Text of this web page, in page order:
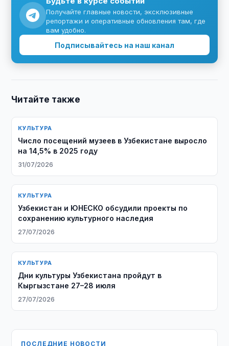
Получайте главные новости, эксклюзивные
репортажи и оперативные обновления там, где
вам удобно.
Подписывайтесь на наш канал
Читайте также
КУЛЬТУРА
Число посещений музеев в Узбекистане выросло
на 14,5% в 2025 году
31/07/2026
КУЛЬТУРА
Узбекистан и ЮНЕСКО обсудили проекты по
сохранению культурного наследия
27/07/2026
КУЛЬТУРА
Дни культуры Узбекистана пройдут в
Кыргызстане 27–28 июля
27/07/2026
ПОСЛЕДНИЕ НОВОСТИ